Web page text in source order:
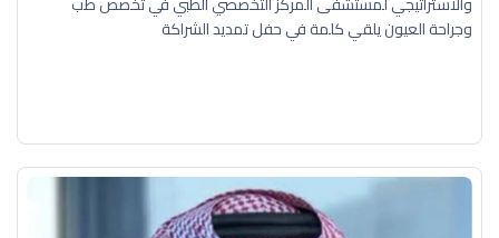
وجراحة العيون يلقي كلمة في حفل تمديد الشراكة